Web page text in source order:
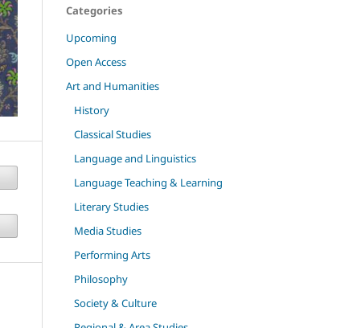
Categories
Upcoming
Open Access
Art and Humanities
History
Classical Studies
Language and Linguistics
Language Teaching & Learning
Literary Studies
Media Studies
Performing Arts
Philosophy
Society & Culture